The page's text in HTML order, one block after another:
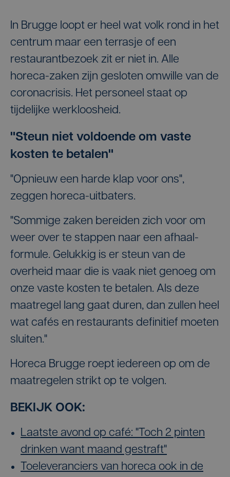
In Brugge loopt er heel wat volk rond in het
centrum maar een terrasje of een
restaurantbezoek zit er niet in. Alle
horeca-zaken zijn gesloten omwille van de
coronacrisis. Het personeel staat op
tijdelijke werkloosheid.
"Steun niet voldoende om vaste
kosten te betalen"
"Opnieuw een harde klap voor ons",
zeggen horeca-uitbaters.
"Sommige zaken bereiden zich voor om
weer over te stappen naar een afhaal-
formule. Gelukkig is er steun van de
overheid maar die is vaak niet genoeg om
onze vaste kosten te betalen. Als deze
maatregel lang gaat duren, dan zullen heel
wat cafés en restaurants definitief moeten
sluiten."
Horeca Brugge roept iedereen op om de
maatregelen strikt op te volgen.
BEKIJK OOK:
Laatste avond op café: "Toch 2 pinten
drinken want maand gestraft"
Toeleveranciers van horeca ook in de